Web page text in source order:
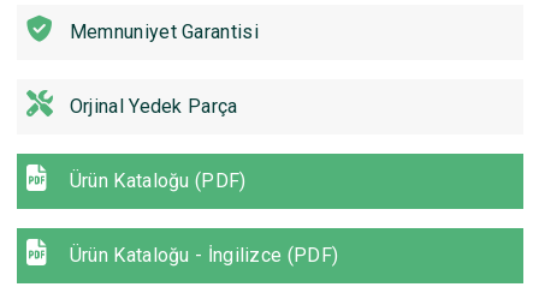
Memnuniyet Garantisi
Orjinal Yedek Parça
Ürün Kataloğu (PDF)
Ürün Kataloğu - İngilizce (PDF)